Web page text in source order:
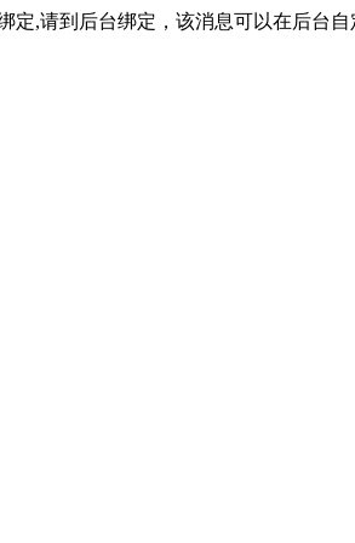
定,请到后台绑定，该消息可以在后台自